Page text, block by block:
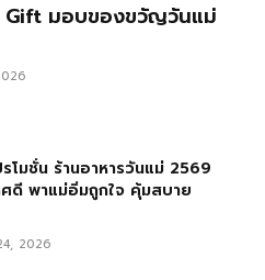
Gift มอบของขวัญวันแม่
โมชั่น ร้านอาหารวันแม่ 2569
ศดี พาแม่อิ่มถูกใจ คุ้มสบาย
2026